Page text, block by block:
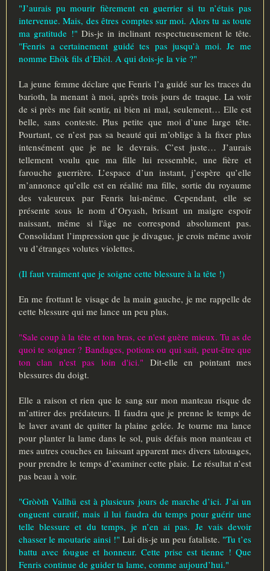
"J’aurais pu mourir fièrement en guerrier si tu n’étais pas
intervenue. Mais, des êtres comptes sur moi. Alors tu as toute
ma gratitude !" Dis-je in inclinant respectueusement le tête.
"Fenris a certainement guidé tes pas jusqu’à moi. Je me
nomme Ehök fils d’Ehöl. A qui dois-je la vie ?"
La jeune femme déclare que Fenris l’a guidé sur les traces du
barioth, la menant à moi, après trois jours de traque. La voir
de si près me fait sentir, ni bien ni mal, seulement… Elle est
belle, sans conteste. Plus petite que moi d’une large tête.
Pourtant, ce n’est pas sa beauté qui m’oblige à la fixer plus
intensément que je ne le devrais. C’est juste… J’aurais
tellement voulu que ma fille lui ressemble, une fière et
farouche guerrière. L’espace d’un instant, j’espère qu’elle
m’annonce qu’elle est en réalité ma fille, sortie du royaume
des valeureux par Fenris lui-même. Cependant, elle se
présente sous le nom d’Oryash, brisant un maigre espoir
naissant, même si l'âge ne correspond absolument pas.
Consolidant l’impression que je divague, je crois même avoir
vu d’étranges volutes violettes.
(Il faut vraiment que je soigne cette blessure à la tête !)
En me frottant le visage de la main gauche, je me rappelle de
cette blessure qui me lance un peu plus.
"Sale coup à la tête et ton bras, ce n'est guère mieux. Tu as de
quoi te soigner ? Bandages, potions ou qui sait, peut-être que
ton clan n'est pas loin d'ici." Dit-elle en pointant mes
blessures du doigt.
Elle a raison et rien que le sang sur mon manteau risque de
m’attirer des prédateurs. Il faudra que je prenne le temps de
le laver avant de quitter la plaine gelée. Je tourne ma lance
pour planter la lame dans le sol, puis défais mon manteau et
mes autres couches en laissant apparent mes divers tatouages,
pour prendre le temps d’examiner cette plaie. Le résultat n’est
pas beau à voir.
"Gròòth Vallhü est à plusieurs jours de marche d’ici. J’ai un
onguent curatif, mais il lui faudra du temps pour guérir une
telle blessure et du temps, je n’en ai pas. Je vais devoir
chasser le moutarie ainsi !" Lui dis-je un peu fataliste. "Tu t’es
battu avec fougue et honneur. Cette prise est tienne ! Que
Fenris continue de guider ta lame, comme aujourd’hui."